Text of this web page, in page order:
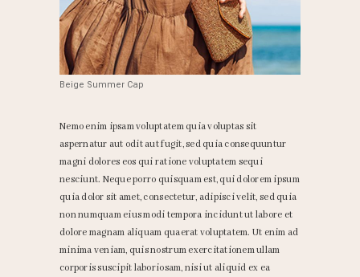
Beige Summer Cap
Nemo enim ipsam voluptatem quia voluptas sit
aspernatur aut odit aut fugit, sed quia consequuntur
magni dolores eos qui ratione voluptatem sequi
nesciunt. Neque porro quisquam est, qui dolorem ipsum
quia dolor sit amet, consectetur, adipisci velit, sed quia
non numquam eius modi tempora incidunt ut labore et
dolore magnam aliquam quaerat voluptatem. Ut enim ad
minima veniam, quis nostrum exercitationem ullam
corporis suscipit laboriosam, nisi ut aliquid ex ea